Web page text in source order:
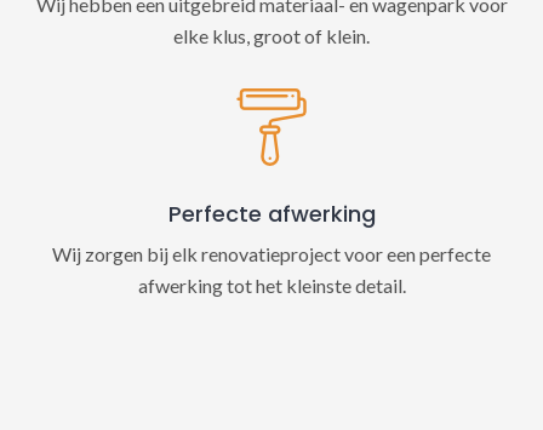
elke klus, groot of klein.
Perfecte afwerking
Wij zorgen bij elk renovatieproject voor een perfecte
afwerking tot het kleinste detail.